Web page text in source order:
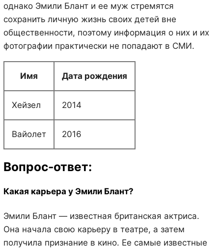
однако Эмили Блант и ее муж стремятся
сохранить личную жизнь своих детей вне
общественности, поэтому информация о них и их
фотографии практически не попадают в СМИ.
Имя Дата рождения
Хейзел 2014
Вайолет 2016
Вопрос-ответ:
Какая карьера у Эмили Блант?
Эмили Блант — известная британская актриса.
Она начала свою карьеру в театре, а затем
получила признание в кино. Ее самые известные